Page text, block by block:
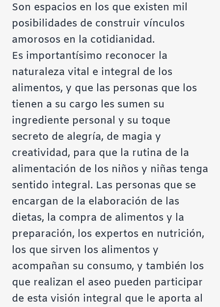
Son espacios en los que existen mil
posibilidades de construir vínculos
amorosos en la cotidianidad.
Es importantísimo reconocer la
naturaleza vital e integral de los
alimentos, y que las personas que los
tienen a su cargo les sumen su
ingrediente personal y su toque
secreto de alegría, de magia y
creatividad, para que la rutina de la
alimentación de los niños y niñas tenga
sentido integral. Las personas que se
encargan de la elaboración de las
dietas, la compra de alimentos y la
preparación, los expertos en nutrición,
los que sirven los alimentos y
acompañan su consumo, y también los
que realizan el aseo pueden participar
de esta visión integral que le aporta al